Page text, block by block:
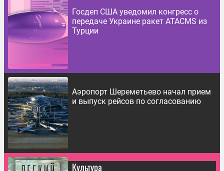
Госдеп США уведомил конгресс о
передаче Украине ракет ATACMS из
Турции
Аэропорт Шереметьево начал прием
и выпуск рейсов по согласованию
Культура